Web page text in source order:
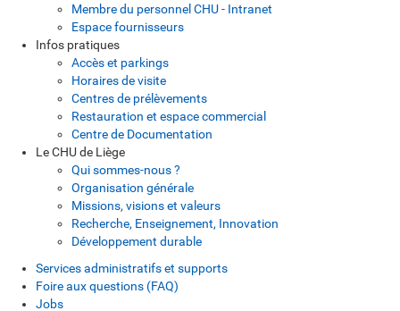
Membre du personnel CHU - Intranet
Espace fournisseurs
Infos pratiques
Accès et parkings
Horaires de visite
Centres de prélèvements
Restauration et espace commercial
Centre de Documentation
Le CHU de Liège
Qui sommes-nous ?
Organisation générale
Missions, visions et valeurs
Recherche, Enseignement, Innovation
Développement durable
Services administratifs et supports
Foire aux questions (FAQ)
Jobs